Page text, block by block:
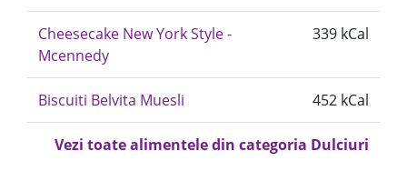
Cheesecake New York Style -
Mcennedy
339 kCal
Biscuiti Belvita Muesli 452 kCal
Vezi toate alimentele din categoria Dulciuri